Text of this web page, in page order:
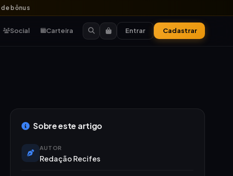
de bônus
Social Carteira Entrar Cadastrar
Sobre este artigo
AUTOR
Redação Recifes